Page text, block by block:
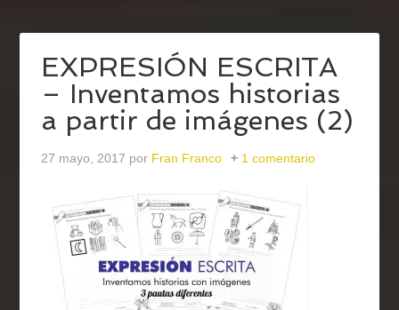
EXPRESIÓN ESCRITA
– Inventamos historias
a partir de imágenes (2)
27 mayo, 2017 por Fran Franco 1 comentario